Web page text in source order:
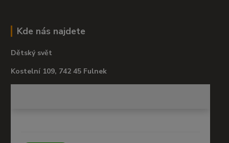
Kde nás najdete
Dětský svět
Kostelní 109, 742 45 Fulnek